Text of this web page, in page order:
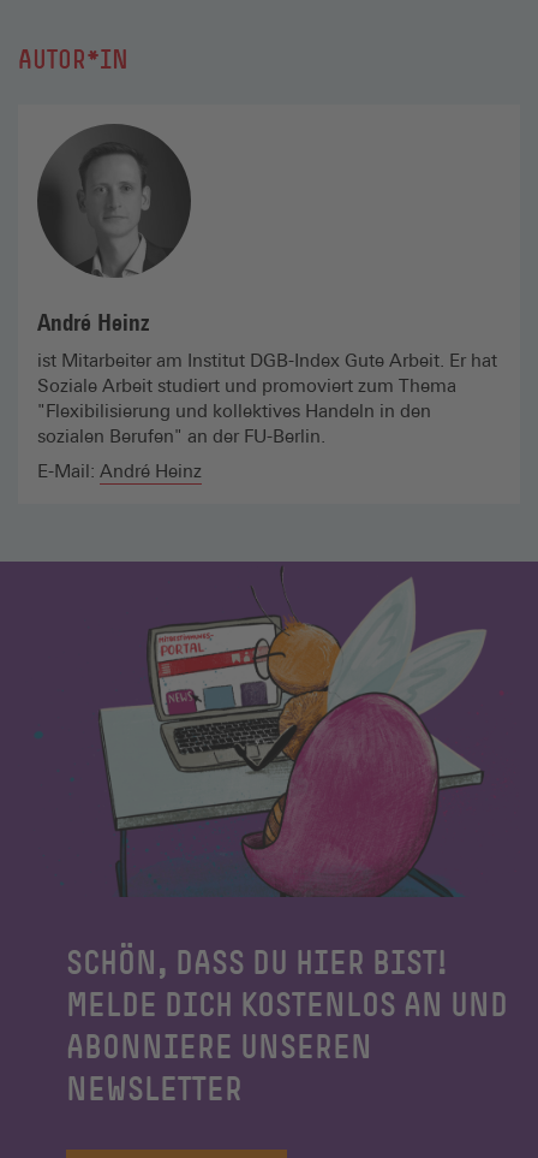
AUTOR*IN
André Heinz
ist Mitarbeiter am Institut DGB-Index Gute Arbeit. Er hat
Soziale Arbeit studiert und promoviert zum Thema
"Flexibilisierung und kollektives Handeln in den
sozialen Berufen" an der FU-Berlin.
E-Mail: André Heinz
SCHÖN, DASS DU HIER BIST!
MELDE DICH KOSTENLOS AN UND
ABONNIERE UNSEREN
NEWSLETTER